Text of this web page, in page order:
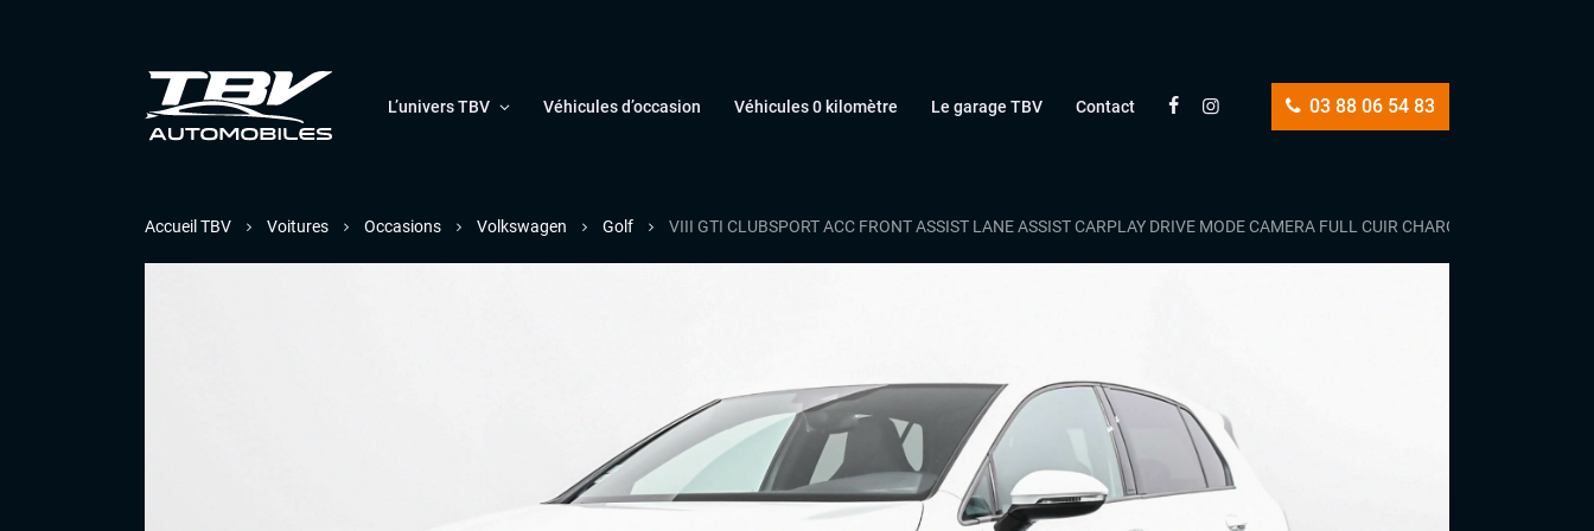
03 88 06 54 83
L’univers TBV Véhicules d’occasion Véhicules 0 kilomètre Le garage TBV Contact
Accueil TBV Voitures Occasions Volkswagen Golf VIII GTI CLUBSPORT ACC FRONT ASSIST LANE ASSIST CARPLAY DRIVE MODE CAMERA FULL CUIR CHARGEUR INDUCTION